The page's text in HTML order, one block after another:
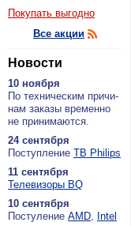
Покупать выгодно
Все акции
Новости
10 ноября
По тех­ни­че­ским при­чи­
нам за­ка­зы вре­мен­но
не при­ни­ма­ют­ся.
24 сентября
По­ступ­ле­ние ТВ Philips
11 сентября
Теле­ви­зо­ры BQ
10 сентября
По­сту­ле­ние AMD, Intel